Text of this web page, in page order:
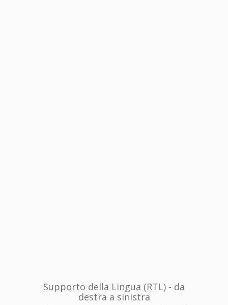
Supporto della Lingua (RTL) - da
destra a sinistra